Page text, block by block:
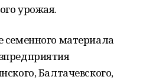
урожая.
семенного материала
Балтачевского,